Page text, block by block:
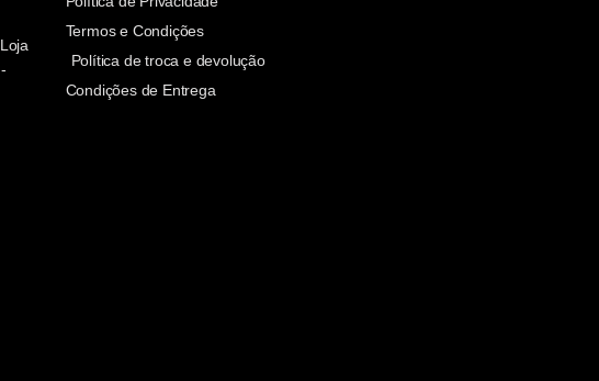
Termos e Condições
Política de troca e devolução
Condições de Entrega